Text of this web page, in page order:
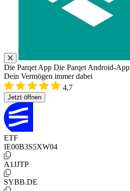
Die Parqet App Die Parqet Android-App
Dein Vermögen immer dabei
4,7
Jetzt öffnen
ETF
IE00B3S5XW04
A1JJTP
SYBB.DE